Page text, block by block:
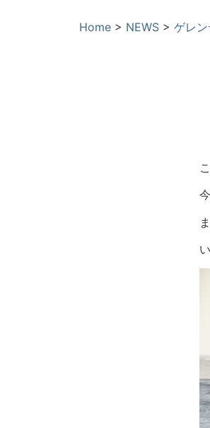
Home > NEWS > ゲレ